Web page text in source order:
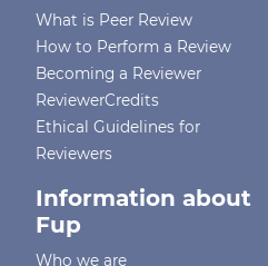
What is Peer Review
How to Perform a Review
Becoming a Reviewer
ReviewerCredits
Ethical Guidelines for
Reviewers
Information about
Fup
Who we are